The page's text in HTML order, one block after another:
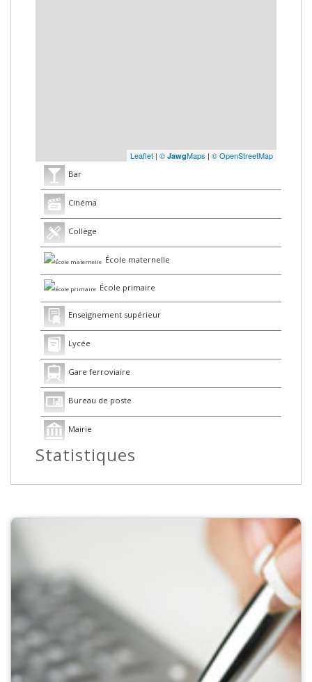
Leaflet | © JawgMaps | © OpenStreetMap
Bar
Cinéma
Collège
École maternelle
École primaire
Enseignement supérieur
Lycée
Gare ferroviaire
Bureau de poste
Mairie
Presse et Tabac
Statistiques